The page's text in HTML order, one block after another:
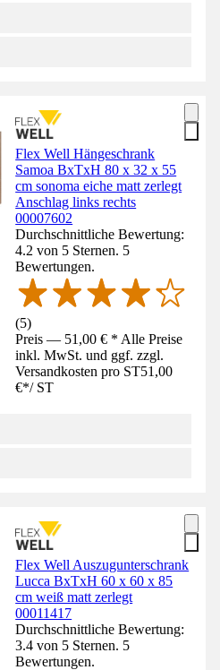
Flex Well Hängeschrank
Samoa BxTxH 80 x 32 x 55
cm sonoma eiche matt zerlegt
Anschlag links rechts
00007602
Durchschnittliche Bewertung:
4.2 von 5 Sternen. 5
Bewertungen.
(5)
Preis — 51,00 € * Alle Preise
inkl. MwSt. und ggf. zzgl.
Versandkosten pro ST51,00
€*/ ST
Flex Well Auszugunterschrank
Lucca BxTxH 60 x 60 x 85
cm weiß matt zerlegt
00011417
Durchschnittliche Bewertung:
3.4 von 5 Sternen. 5
Bewertungen.